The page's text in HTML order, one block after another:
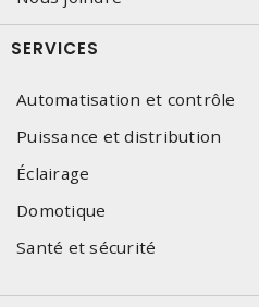
SERVICES
Automatisation et contrôle
Puissance et distribution
Éclairage
Domotique
Santé et sécurité